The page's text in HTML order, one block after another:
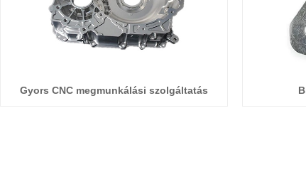
Gyors CNC megmunkálási szolgáltatás